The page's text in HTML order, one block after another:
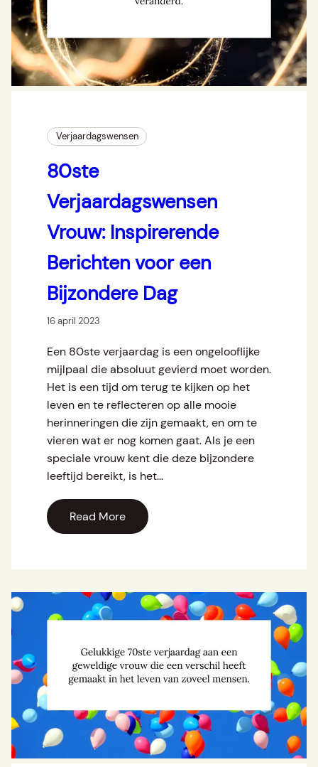
Verjaardagswensen
80ste
Verjaardagswensen
Vrouw: Inspirerende
Berichten voor een
Bijzondere Dag
16 april 2023
Een 80ste verjaardag is een ongelooflijke
mijlpaal die absoluut gevierd moet worden.
Het is een tijd om terug te kijken op het
leven en te reflecteren op alle mooie
herinneringen die zijn gemaakt, en om te
vieren wat er nog komen gaat. Als je een
speciale vrouw kent die deze bijzondere
leeftijd bereikt, is het…
Read More